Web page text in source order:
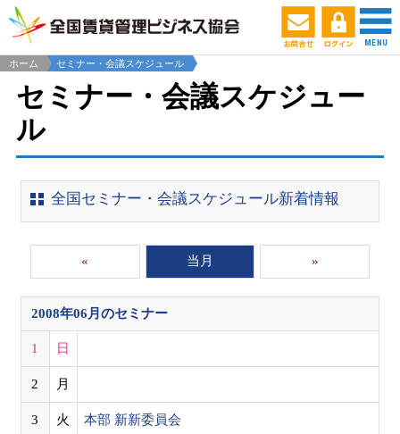
ホーム セミナー・会議スケジュール
セミナー・会議スケジュー
ル
全国セミナー・会議スケジュール新着情報
« 当月 »
2008年06月のセミナー
1 日
2 月
3 火 本部 新新委員会